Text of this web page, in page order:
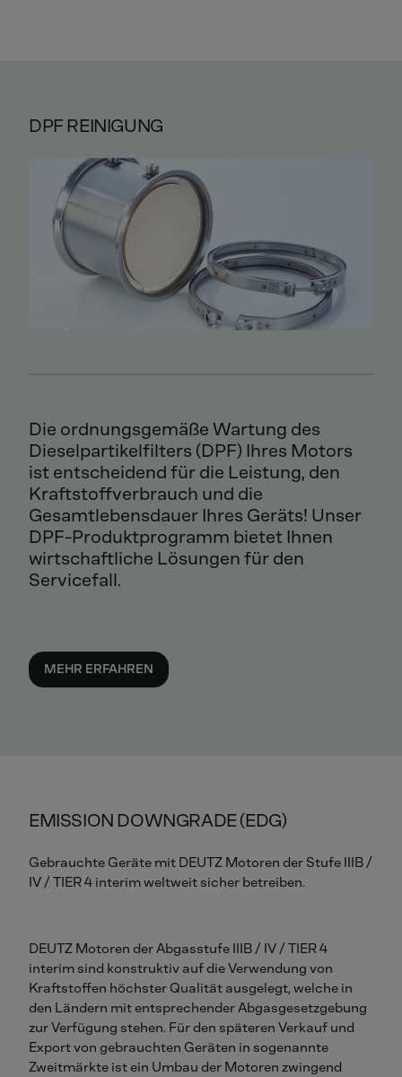
DPF REINIGUNG
Die ordnungsgemäße Wartung des
Dieselpartikelfilters (DPF) Ihres Motors
ist entscheidend für die Leistung, den
Kraftstoffverbrauch und die
Gesamtlebensdauer Ihres Geräts! Unser
DPF-Produktprogramm bietet Ihnen
wirtschaftliche Lösungen für den
Servicefall.
MEHR ERFAHREN
EMISSION DOWNGRADE (EDG)
Gebrauchte Geräte mit DEUTZ Motoren der Stufe IIIB /
IV / TIER 4 interim weltweit sicher betreiben.
DEUTZ Motoren der Abgasstufe IIIB / IV / TIER 4
interim sind konstruktiv auf die Verwendung von
Kraftstoffen höchster Qualität ausgelegt, welche in
den Ländern mit entsprechender Abgasgesetzgebung
zur Verfügung stehen. Für den späteren Verkauf und
Export von gebrauchten Geräten in sogenannte
Zweitmärkte ist ein Umbau der Motoren zwingend